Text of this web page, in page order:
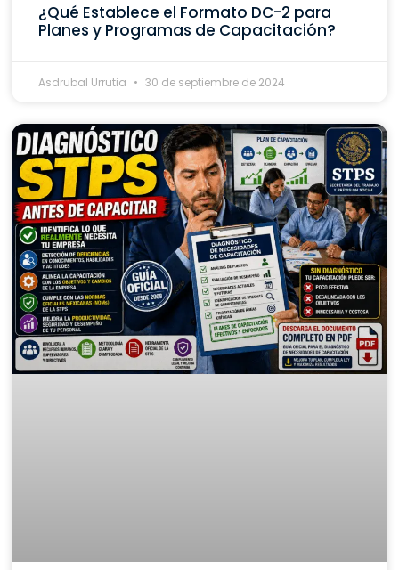
¿Qué Establece el Formato DC-2 para
Planes y Programas de Capacitación?
Asdrubal Urrutia 30 de septiembre de 2024